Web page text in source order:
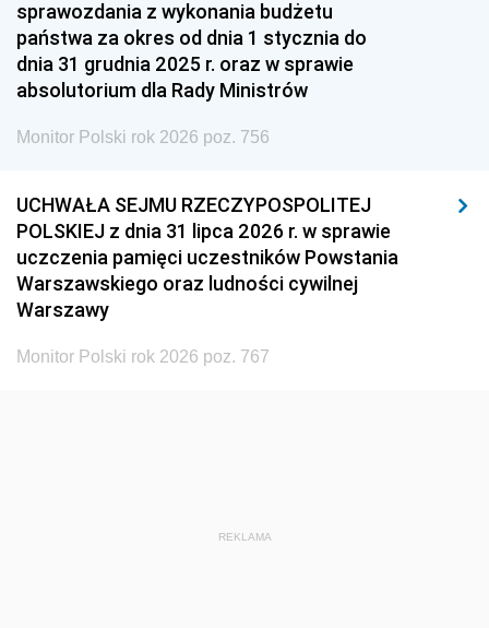
1951 1950
1948 1947 1946
1939 1938
sprawozdania z wykonania budżetu
państwa za okres od dnia 1 stycznia do
dnia 31 grudnia 2025 r. oraz w sprawie
absolutorium dla Rady Ministrów
Monitor Polski rok 2026 poz. 756
UCHWAŁA SEJMU RZECZYPOSPOLITEJ
POLSKIEJ z dnia 31 lipca 2026 r. w sprawie
uczczenia pamięci uczestników Powstania
Warszawskiego oraz ludności cywilnej
Warszawy
Monitor Polski rok 2026 poz. 767
REKLAMA